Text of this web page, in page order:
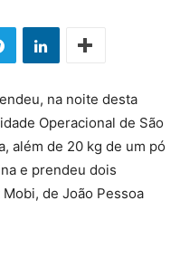
na noite desta
Operacional de São
além de 20 kg de um pó
e prendeu dois
de João Pessoa